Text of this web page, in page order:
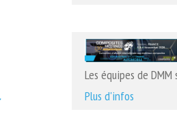
Les équipes de
Plus d'infos